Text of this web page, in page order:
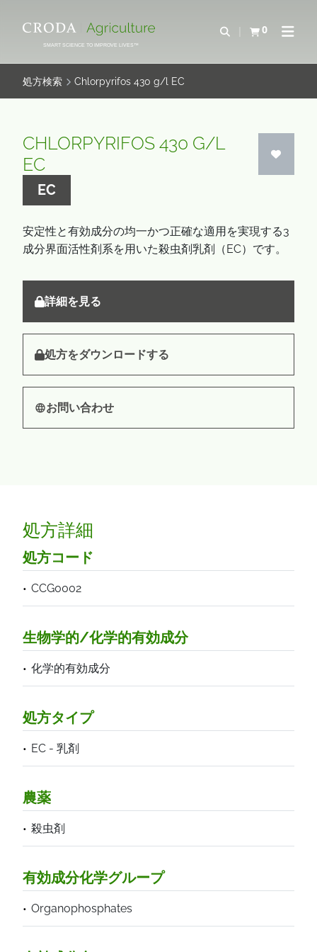
ン
を
ー
ス
SMART SCIENCE TO IMPROVE LIVES™
検索を開く
0
カートを確認す
ナビ
処方検索 Chlorpyrifos 430 g/l EC
CHLORPYRIFOS 430 G/L
EC
EC
安定性と有効成分の均一かつ正確な適用を実現する3
成分界面活性剤系を用いた殺虫剤乳剤（EC）です。
詳細を見る
処方をダウンロードする
お問い合わせ
処方詳細
処方コード
CCG0002
生物学的/化学的有効成分
化学的有効成分
処方タイプ
EC - 乳剤
農薬
殺虫剤
有効成分化学グループ
Organophosphates